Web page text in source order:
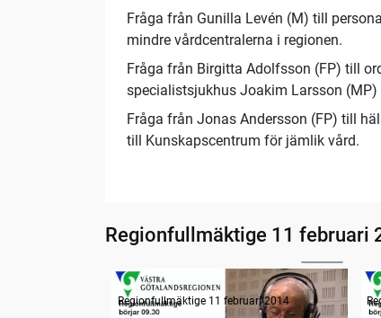
Fråga från Gunilla Levén (M) till
mindre vårdcentralerna i regionen.
Fråga från Birgitta Adolfsson (FP) till
specialistsjukhus Joakim Larsson
Fråga från Jonas Andersson (FP) till
till Kunskapscentrum för jämlik vård.
Regionfullmäktige 11 februari
Radion informerar
Regionfullmäktige 11 februari 2014